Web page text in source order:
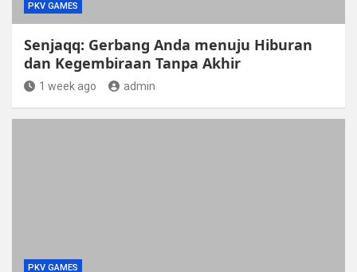
PKV GAMES
Senjaqq: Gerbang Anda menuju Hiburan
dan Kegembiraan Tanpa Akhir
1 week ago admin
PKV GAMES